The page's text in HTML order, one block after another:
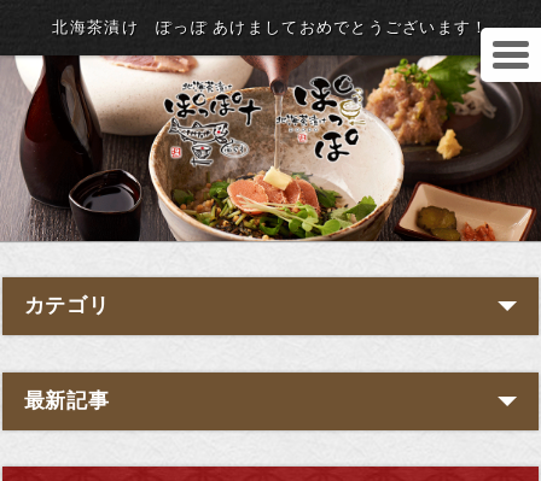
北海茶漬け ぽっぽ あけましておめでとうございます！
カテゴリ
最新記事